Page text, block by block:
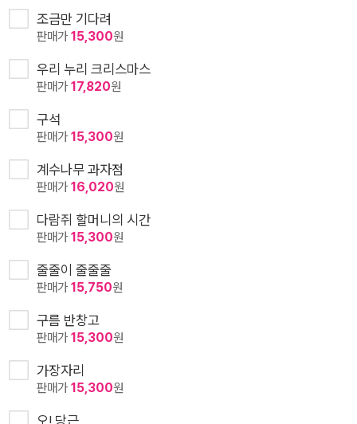
조금만 기다려
판매가15,300원
우리 누리 크리스마스
판매가17,820원
구석
판매가15,300원
계수나무 과자점
판매가16,020원
다람쥐 할머니의 시간
판매가15,300원
줄줄이 줄줄줄
판매가15,750원
구름 반창고
판매가15,300원
가장자리
판매가15,300원
오! 당근